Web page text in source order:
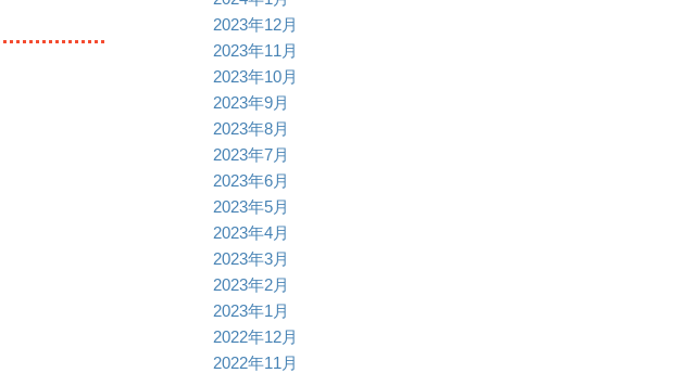
2023年12月
2023年11月
2023年10月
2023年9月
2023年8月
2023年7月
2023年6月
2023年5月
2023年4月
2023年3月
2023年2月
2023年1月
2022年12月
2022年11月